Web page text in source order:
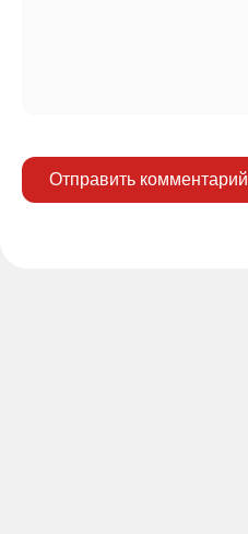
Отправить комментарий